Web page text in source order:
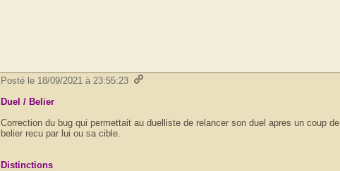
Posté le 18/09/2021 à 23:55:23
Duel / Belier
Correction du bug qui permettait au duelliste de relancer son duel apres un coup de
belier recu par lui ou sa cible.
Distinctions